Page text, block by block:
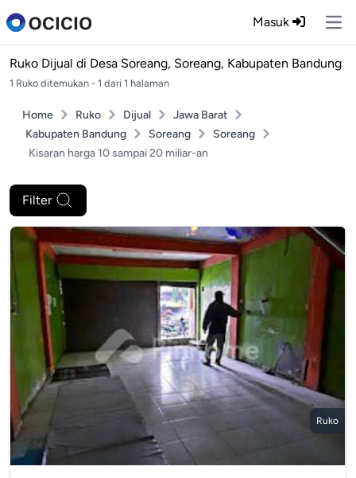
Masuk
Ruko Dijual di Desa Soreang, Soreang, Kabupaten Bandung
1 Ruko ditemukan - 1 dari 1 halaman
Home Ruko Dijual
Jawa Barat
Kabupaten Bandung
Soreang
Soreang
Kisaran harga 10 sampai 20 miliar-an
Filter
Ruko